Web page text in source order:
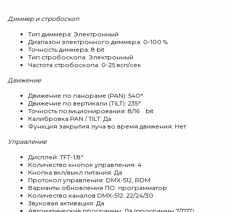
Диммер и стробоскоп
Тип диммера: Электронный
Диапазон электронного диммера: 0-100 %
Точность диммера: 8 bit
Тип стробоскопа: Электронный
Частота стробоскопа: 0-25 всп/сек
Движение
Движение по панораме (PAN): 540°
Движение по вертикали (TILT): 235°
Точность позиционирования: 8/16 bit
Калибровка PAN / TILT: Да
Функция закрытия луча во время движения: Нет
Управление
Дисплей: TFT-1,8"
Количество кнопок управления: 4
Кнопка вкл/выкл питания: Да
Протокол управления: DMX-512, RDM
Варианты обновления ПО: программатор
Количество каналов DMX-512: 22/24/30
Звуковая активация: Да